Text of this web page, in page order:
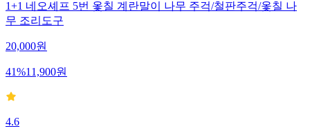
1+1 네오셰프 5번 옻칠 계란말이 나무 주걱/철판주걱/옻칠 나
무 조리도구
20,000원
41%11,900원
4.6